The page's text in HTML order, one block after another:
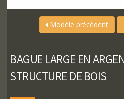
Modèle précédent
BAGUE LARGE EN
STRUCTURE DE BOIS